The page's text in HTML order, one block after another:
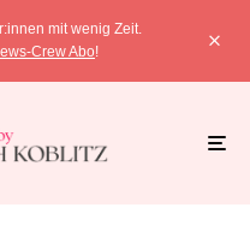
mit wenig Zeit.
Crew Abo!